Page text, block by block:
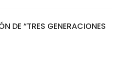
DE “TRES GENERACIONES